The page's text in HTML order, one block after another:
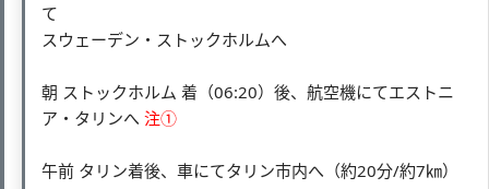
て
スウェーデン・ストックホルムへ
朝 ストックホルム 着（06:20）後、航空機にてエストニ
ア・タリンへ 注①
午前 タリン着後、車にてタリン市内へ（約20分/約7㎞）